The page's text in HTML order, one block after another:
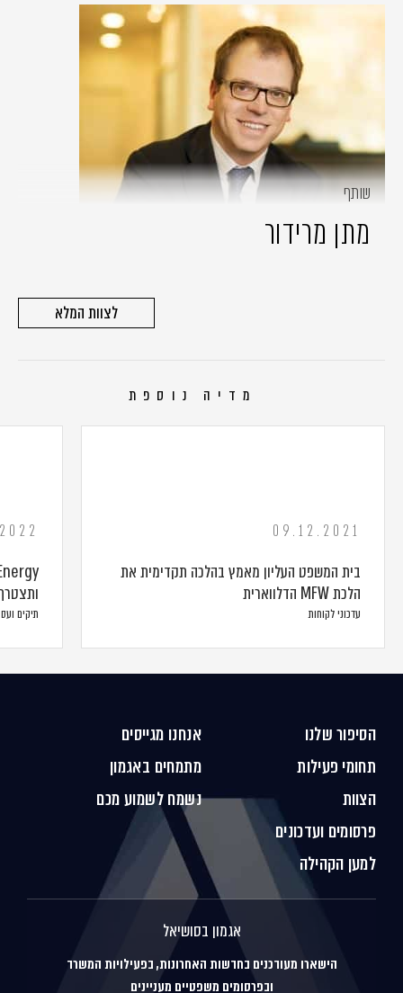
שותף
מתן מרידור
לצוות המלא
מדיה נוספת
09.12.2021
בית המשפט העליון מאמץ בהלכה תקדימית את
הלכת MFW הדלווארית
עדכוני לקוחות תיקים
הסיפור שלנו
תחומי פעילות
הצוות
פרסומים ועדכונים
למען הקהילה
אנחנו מגייסים
מתמחים באגמון
נשמח לשמוע מכם
אגמון בסושיאל
הישארו מעודכנים בחדשות האחרונות, בפעילויות המשרד
ובפרסומים משפטיים מעניינים